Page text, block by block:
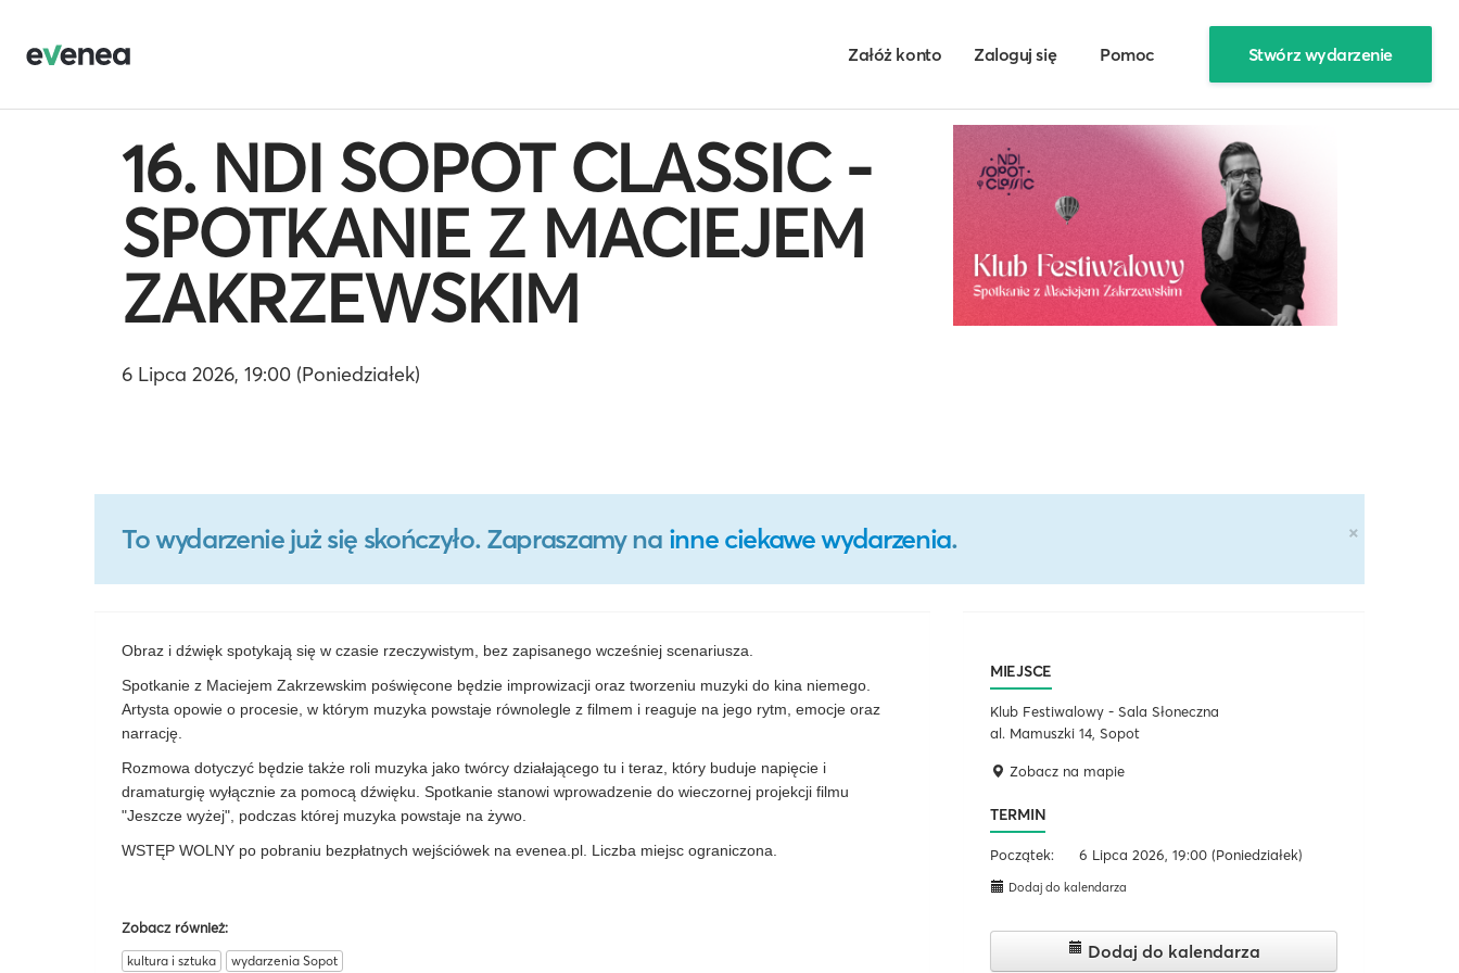
Załóż konto Zaloguj się Pomoc Stwórz wydarzenie
16. NDI SOPOT CLASSIC -
SPOTKANIE Z MACIEJEM
ZAKRZEWSKIM
6 Lipca 2026, 19:00 (Poniedziałek)
×
To wydarzenie już się skończyło. Zapraszamy na inne ciekawe wydarzenia.
Obraz i dźwięk spotykają się w czasie rzeczywistym, bez zapisanego wcześniej scenariusza.
Spotkanie z Maciejem Zakrzewskim poświęcone będzie improwizacji oraz tworzeniu muzyki do kina niemego.
Artysta opowie o procesie, w którym muzyka powstaje równolegle z filmem i reaguje na jego rytm, emocje oraz
narrację.
Rozmowa dotyczyć będzie także roli muzyka jako twórcy działającego tu i teraz, który buduje napięcie i
dramaturgię wyłącznie za pomocą dźwięku. Spotkanie stanowi wprowadzenie do wieczornej projekcji filmu
"Jeszcze wyżej", podczas której muzyka powstaje na żywo.
WSTĘP WOLNY po pobraniu bezpłatnych wejściówek na evenea.pl. Liczba miejsc ograniczona.
Zobacz również:
kultura i sztuka wydarzenia Sopot
MIEJSCE
Klub Festiwalowy - Sala Słoneczna
al. Mamuszki 14, Sopot
Zobacz na mapie
TERMIN
Początek: 6 Lipca 2026, 19:00 (Poniedziałek)
Dodaj do kalendarza
Dodaj do kalendarza